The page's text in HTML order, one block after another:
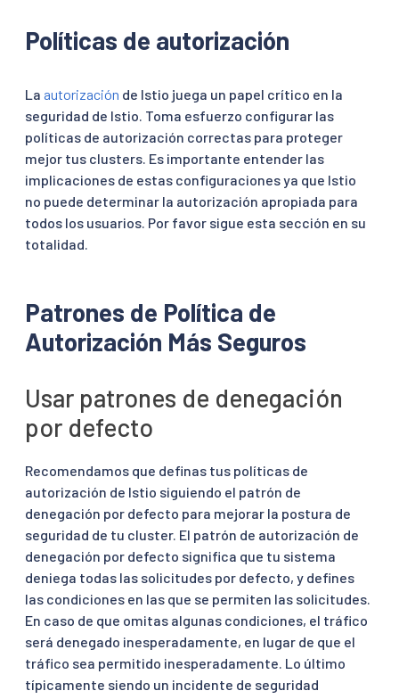
Políticas de autorización
La autorización de Istio juega un papel crítico en la
seguridad de Istio. Toma esfuerzo configurar las
políticas de autorización correctas para proteger
mejor tus clusters. Es importante entender las
implicaciones de estas configuraciones ya que Istio
no puede determinar la autorización apropiada para
todos los usuarios. Por favor sigue esta sección en su
totalidad.
Patrones de Política de
Autorización Más Seguros
Usar patrones de denegación
por defecto
Recomendamos que definas tus políticas de
autorización de Istio siguiendo el patrón de
denegación por defecto para mejorar la postura de
seguridad de tu cluster. El patrón de autorización de
denegación por defecto significa que tu sistema
deniega todas las solicitudes por defecto, y defines
las condiciones en las que se permiten las solicitudes.
En caso de que omitas algunas condiciones, el tráfico
será denegado inesperadamente, en lugar de que el
tráfico sea permitido inesperadamente. Lo último
típicamente siendo un incidente de seguridad